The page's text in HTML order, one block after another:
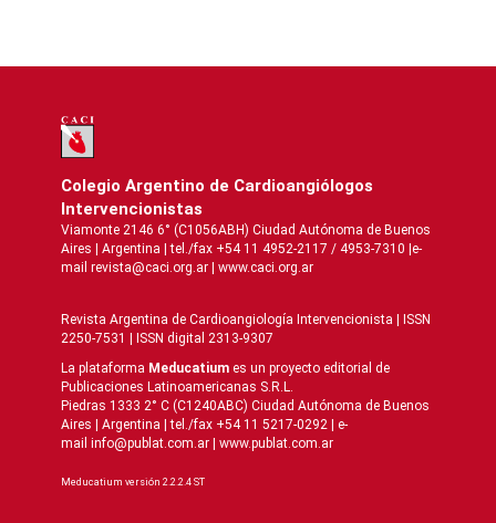
Colegio Argentino de Cardioangiólogos
Intervencionistas
Viamonte 2146 6° (C1056ABH) Ciudad Autónoma de Buenos
Aires | Argentina | tel./fax +54 11 4952-2117 / 4953-7310 |e-
mail revista@caci.org.ar | www.caci.org.ar
Revista Argentina de Cardioangiologí­a Intervencionista | ISSN
2250-7531 | ISSN digital 2313-9307
La plataforma Meducatium es un proyecto editorial de
Publicaciones Latinoamericanas S.R.L.
Piedras 1333 2° C (C1240ABC) Ciudad Autónoma de Buenos
Aires | Argentina | tel./fax +54 11 5217-0292 | e-
mail info@publat.com.ar |
www.publat.com.ar
Meducatium versión 2.2.2.4 ST